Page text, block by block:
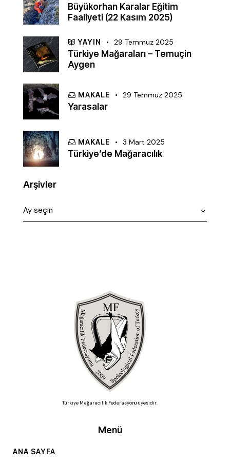
Büyükorhan Karalar Eğitim
Faaliyeti (22 Kasım 2025)
YAYIN 29 Temmuz 2025
Türkiye Mağaraları – Temuçin
Aygen
MAKALE 29 Temmuz 2025
Yarasalar
MAKALE 3 Mart 2025
Türkiye’de Mağaracılık
Arşivler
Türkiye Mağaracılık Federasyonu üyesidir.
Menü
ANA SAYFA